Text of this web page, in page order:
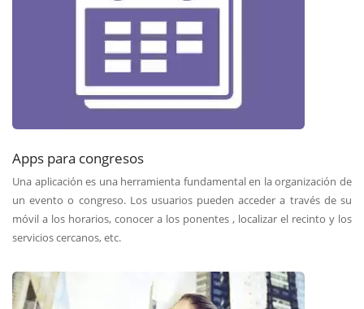
Apps para congresos
Una aplicación es una herramienta fundamental en la organización de
un evento o congreso. Los usuarios pueden acceder a través de su
móvil a los horarios, conocer a los ponentes , localizar el recinto y los
servicios cercanos, etc.